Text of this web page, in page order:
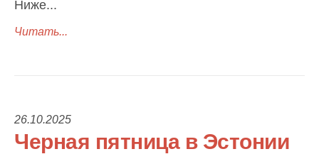
Ниже...
Читать...
26.10.2025
Черная пятница в Эстонии